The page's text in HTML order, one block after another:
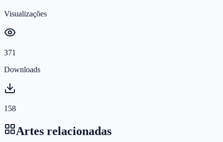
Visualizações
371
Downloads
158
Artes relacionadas